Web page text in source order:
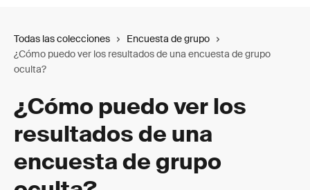
Todas las colecciones
Encuesta de grupo
¿Cómo puedo ver los resultados de una encuesta de grupo
oculta?
¿Cómo puedo ver los
resultados de una
encuesta de grupo